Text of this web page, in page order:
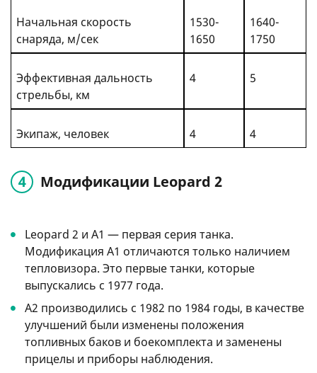
Начальная скорость
снаряда, м/сек
1530-
1650
1640-
1750
Эффективная дальность
стрельбы, км
4 5
Экипаж, человек 4 4
Модификации Leopard 2
Leopard 2 и А1 — первая серия танка.
Модификация A1 отличаются только наличием
тепловизора. Это первые танки, которые
выпускались с 1977 года.
A2 производились с 1982 по 1984 годы, в качестве
улучшений были изменены положения
топливных баков и боекомплекта и заменены
прицелы и приборы наблюдения.